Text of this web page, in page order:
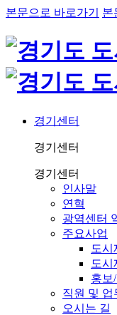
본문으로 바로가기 본
경기센터
경기센터
경기센터
인사말
연혁
광역센터
주요사업
도시
도시
홍보
직원 및 업
오시는 길